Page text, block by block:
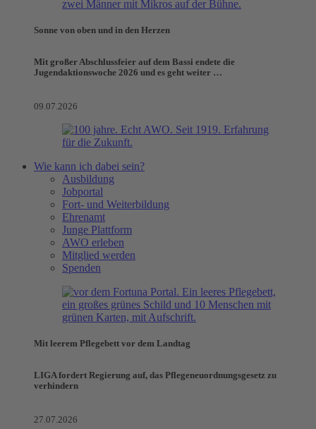
Sonne von oben und in den Herzen
Mit großer Abschlussfeier auf dem Bassi endete die
Jugendaktionswoche 2026 und es geht weiter …
09.07.2026
Wie kann ich dabei sein?
Ausbildung
Jobportal
Fort- und Weiterbildung
Ehrenamt
Junge Plattform
AWO erleben
Mitglied werden
Spenden
Mit leerem Pflegebett vor dem Landtag
LIGA fordert Regierung auf, das Pflegeneuordnungsgesetz zu
verhindern
27.07.2026